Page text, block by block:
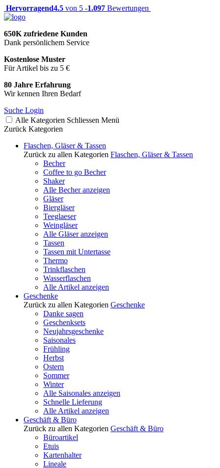
Hervorragend4.5 von 5 -1.097 Bewertungen
650K zufriedene Kunden
Dank persönlichem Service
Kostenlose Muster
Für Artikel bis zu 5 €
80 Jahre Erfahrung
Wir kennen Ihren Bedarf
Suche Login
Alle Kategorien Schliessen Menü
Zurück Kategorien
Flaschen, Gläser & Tassen
Zurück zu allen Kategorien Flaschen, Gläser & Tassen
Becher
Coffee to go Becher
Shaker
Alle Becher anzeigen
Gläser
Biergläser
Teeglaeser
Weingläser
Alle Gläser anzeigen
Tassen
Tassen mit Untertasse
Thermo
Trinkflaschen
Wasserflaschen
Alle Artikel anzeigen
Geschenke
Zurück zu allen Kategorien Geschenke
Danke sagen
Geschenksets
Neujahrsgeschenke
Saisonales
Frühling
Herbst
Ostern
Sommer
Winter
Alle Saisonales anzeigen
Schnelle Lieferung
Alle Artikel anzeigen
Geschäft & Büro
Zurück zu allen Kategorien Geschäft & Büro
Büroartikel
Etuis
Kartenhalter
Lineale